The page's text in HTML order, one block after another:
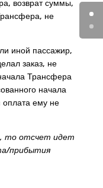
возврат суммы,
не
иной пассажир,
заказ, не
Трансфера
начала
ему не
то отсчет идет
прибытия